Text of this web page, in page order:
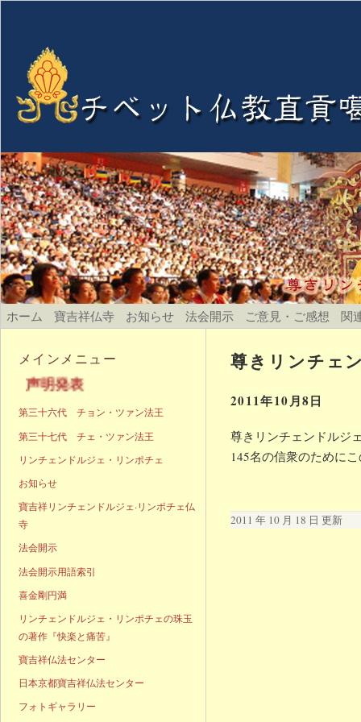
ホーム 寶吉祥仏寺 お知らせ 法会開示 ご意見・ご感想 関
尊きリンチェ
2011年10月8日
尊きリンチェンドルジ
145名の信衆のために
2011 年 10 月 18 日 更新
メインメニュー
発表
第三十六代 チョン・ツァン法王
第三十七代 チェ・ツァン法王
リンチェンドルジェ・リンポチェ
お知らせ
寶吉祥リンチェンドルジェ·リンポチェ仏
寺
法会開示
法会開示用語索引
喜金剛円満
リンチェンドルジェ・リンポチェの珠玉
の著作『快楽と痛苦』
寶吉祥仏法センター
日本京都寶吉祥仏法センター
フォトギャラリー